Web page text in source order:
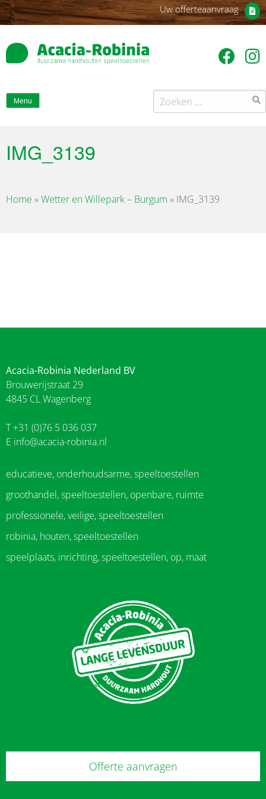
Uw offerteaanvraag
Menu
Zoeken
naar:
IMG_3139
Home » Wetter en Willepark – Burgum » IMG_3139
Acacia-Robinia Nederland BV
Brouwerijstraat 29
4845 CL Wagenberg
T +31 (0)76 5 036 037
E info@acacia-robinia.nl
educatieve, onderhoudsarme, speeltoestellen
groothandel, speeltoestellen, openbare, ruimte
professionele, veilige, speeltoestellen
robinia, houten, speeltoestellen
speelplaats, inrichting, speeltoestellen, op, maat
Offerte aanvragen